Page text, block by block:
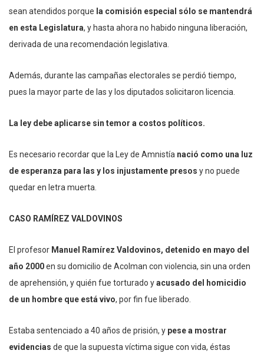
sean atendidos porque la comisión especial sólo se mantendrá
en esta Legislatura, y hasta ahora no habido ninguna liberación,
derivada de una recomendación legislativa.
Además, durante las campañas electorales se perdió tiempo,
pues la mayor parte de las y los diputados solicitaron licencia.
La ley debe aplicarse sin temor a costos políticos.
Es necesario recordar que la Ley de Amnistía nació como una luz
de esperanza para las y los injustamente presos y no puede
quedar en letra muerta.
CASO RAMÍREZ VALDOVINOS
El profesor Manuel Ramírez Valdovinos, detenido en mayo del
año 2000en su domicilio de Acolman con violencia, sin una orden
de aprehensión, y quién fue torturado yacusado del homicidio
de un hombre que está vivo, por fin fue liberado.
Estaba sentenciado a 40 años de prisión, y pese a mostrar
evidencias de que la supuesta víctima sigue con vida, éstas